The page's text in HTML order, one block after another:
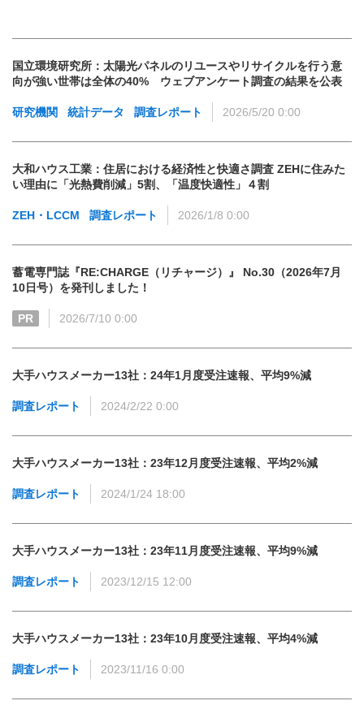
国立環境研究所：太陽光パネルのリユースやリサイクルを行う意
向が強い世帯は全体の40% ウェブアンケート調査の結果を公表
研究機関 統計データ 調査レポート 2026/5/20 0:00
大和ハウス工業：住居における経済性と快適さ調査 ZEHに住みた
い理由に「光熱費削減」5割、「温度快適性」４割
ZEH・LCCM 調査レポート 2026/1/8 0:00
蓄電専門誌『RE:CHARGE（リチャージ）』 No.30（2026年7月
10日号）を発刊しました！
PR 2026/7/10 0:00
大手ハウスメーカー13社：24年1月度受注速報、平均9%減
調査レポート 2024/2/22 0:00
大手ハウスメーカー13社：23年12月度受注速報、平均2%減
調査レポート 2024/1/24 18:00
大手ハウスメーカー13社：23年11月度受注速報、平均9%減
調査レポート 2023/12/15 12:00
大手ハウスメーカー13社：23年10月度受注速報、平均4%減
調査レポート 2023/11/16 0:00